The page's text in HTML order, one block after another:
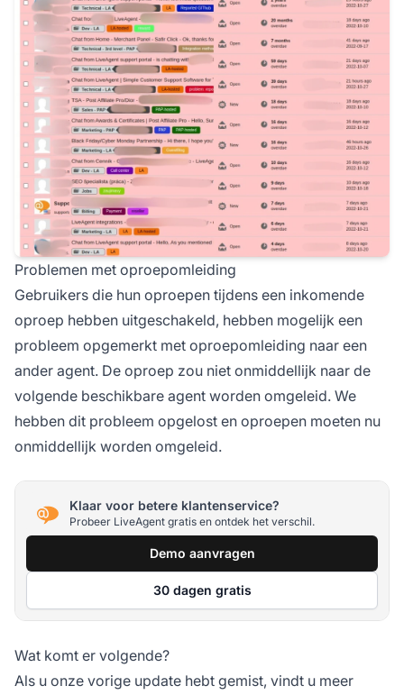
Problemen met oproepomleiding
Gebruikers die hun oproepen tijdens een inkomende
oproep hebben uitgeschakeld, hebben mogelijk een
probleem opgemerkt met oproepomleiding naar een
ander agent. De oproep zou niet onmiddellijk naar de
volgende beschikbare agent worden omgeleid. We
hebben dit probleem opgelost en oproepen moeten nu
onmiddellijk worden omgeleid.
Klaar voor betere klantenservice?
Probeer LiveAgent gratis en ontdek het verschil.
Demo aanvragen
30 dagen gratis
Wat komt er volgende?
Als u onze vorige update hebt gemist, vindt u meer